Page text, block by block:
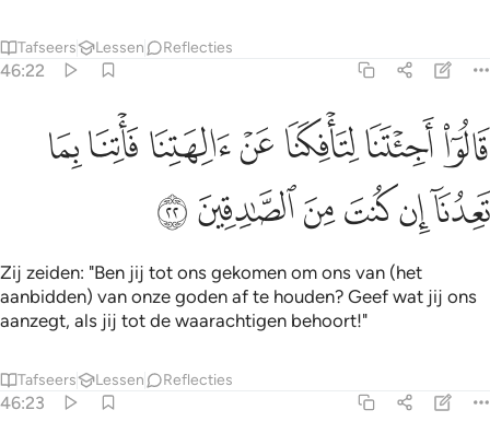
Tafseers Lessen Reflecties
46:22
قالوا اجيتنا لتافكنا عن الهتنا فاتنا بما تعدنا ان كنت من الصادقين ٢٢
قَالُوٓا۟ أَجِئْتَنَا لِتَأْفِكَنَا عَنْ ءَالِهَتِنَا فَأْتِنَا بِمَا تَعِدُنَآ
ﱜﱝﱞﱟﱠﱡﱢ
ﱣﱤﱥﱦﱧﱨ
Zij zeiden: "Ben jij tot ons gekomen om ons van (het
aanbidden) van onze goden af te houden? Geef wat jij ons
aanzegt, als jij tot de waarachtigen behoort!"
Tafseers Lessen Reflecties
46:23